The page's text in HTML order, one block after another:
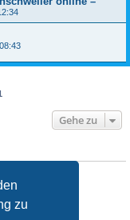
zu
Gehe zu